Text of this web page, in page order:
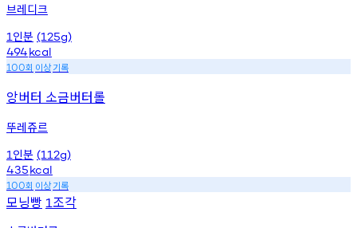
브레디크
1 인분 (125g)
494kcal
100회 이상기록
앙버터 소금버터롤
뚜레쥬르
1 인분 (112g)
435kcal
100회 이상기록
모닝빵 1조각